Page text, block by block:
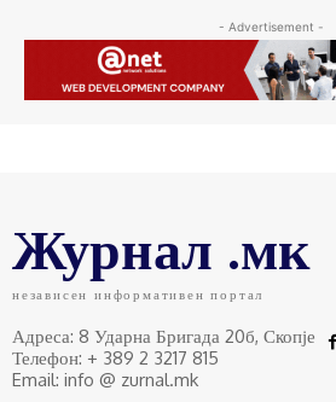
- Advertisement -
Журнал .мк
независен информативен портал
Адреса: 8 Ударна Бригада 20б, Скопје
Телефон: + 389 2 3217 815
Email: info @ zurnal.mk